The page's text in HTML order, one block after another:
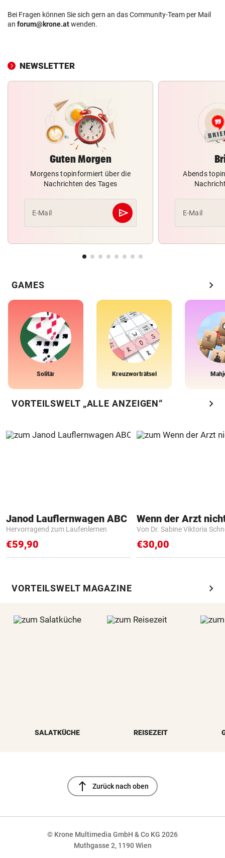
Bei Fragen können Sie sich gern an das Community-Team per Mail
an forum@krone.atwenden.
NEWSLETTER
Guten Morgen
Morgens topinformiert über die
Nachrichten des Tages
E-Mail send
Abschicken
Abends
E-Mail
GAMES chevron_right
Solitär Kreuzworträtsel
VORTEILSWELT „ALLE ANZEIGEN“ chevron_right
Janod Lauflernwagen ABC
Hervorragend zum Laufenlernen
€59,90
Von Dr. Sabine Viktoria
€30,00
VORTEILSWELT MAGAZINE chevron_right
SALATKÜCHE REISEZEIT
north Zurück nach oben
© Krone Multimedia GmbH & Co KG 2026
Muthgasse 2, 1190 Wien